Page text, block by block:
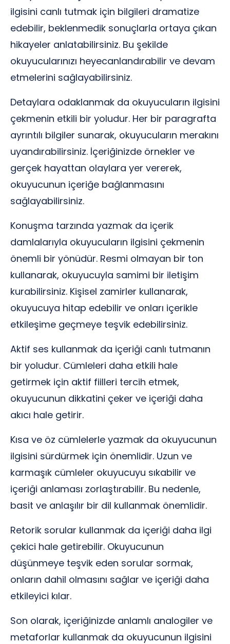
ilgisini canlı tutmak için bilgileri dramatize
edebilir, beklenmedik sonuçlarla ortaya çıkan
hikayeler anlatabilirsiniz. Bu şekilde
okuyucularınızı heyecanlandırabilir ve devam
etmelerini sağlayabilirsiniz.
Detaylara odaklanmak da okuyucuların ilgisini
çekmenin etkili bir yoludur. Her bir paragrafta
ayrıntılı bilgiler sunarak, okuyucuların merakını
uyandırabilirsiniz. İçeriğinizde örnekler ve
gerçek hayattan olaylara yer vererek,
okuyucunun içeriğe bağlanmasını
sağlayabilirsiniz.
Konuşma tarzında yazmak da içerik
damlalarıyla okuyucuların ilgisini çekmenin
önemli bir yönüdür. Resmi olmayan bir ton
kullanarak, okuyucuyla samimi bir iletişim
kurabilirsiniz. Kişisel zamirler kullanarak,
okuyucuya hitap edebilir ve onları içerikle
etkileşime geçmeye teşvik edebilirsiniz.
Aktif ses kullanmak da içeriği canlı tutmanın
bir yoludur. Cümleleri daha etkili hale
getirmek için aktif fiilleri tercih etmek,
okuyucunun dikkatini çeker ve içeriği daha
akıcı hale getirir.
Kısa ve öz cümlelerle yazmak da okuyucunun
ilgisini sürdürmek için önemlidir. Uzun ve
karmaşık cümleler okuyucuyu sıkabilir ve
içeriği anlaması zorlaştırabilir. Bu nedenle,
basit ve anlaşılır bir dil kullanmak önemlidir.
Retorik sorular kullanmak da içeriği daha ilgi
çekici hale getirebilir. Okuyucunun
düşünmeye teşvik eden sorular sormak,
onların dahil olmasını sağlar ve içeriği daha
etkileyici kılar.
Son olarak, içeriğinizde anlamlı analogiler ve
metaforlar kullanmak da okuyucunun ilgisini